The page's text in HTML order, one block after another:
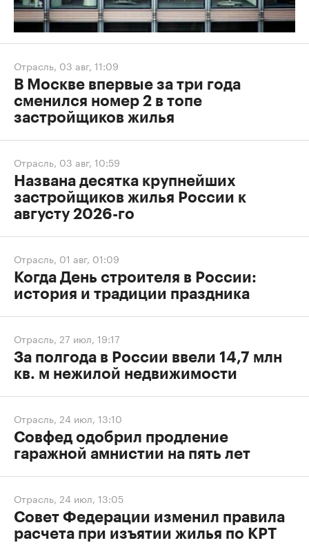
Отрасль, 03 авг, 11:09
В Москве впервые за три года
сменился номер 2 в топе
застройщиков жилья
Отрасль, 03 авг, 10:59
Названа десятка крупнейших
застройщиков жилья России к
августу 2026-го
Отрасль, 01 авг, 01:09
Когда День строителя в России:
история и традиции праздника
Отрасль, 27 июл, 19:17
За полгода в России ввели 14,7 млн
кв. м нежилой недвижимости
Отрасль, 24 июл, 13:10
Совфед одобрил продление
гаражной амнистии на пять лет
Отрасль, 24 июл, 13:05
Совет Федерации изменил правила
расчета при изъятии жилья по КРТ